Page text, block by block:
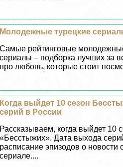
Молодежные турецкие
Самые рейтинговые
сериалы – подборка лучших за
про любовь, которые стоит
Когда выйдет 10 сезон
серий в России
Рассказываем, когда выйдет 10
«Бесстыжих». Дата выхода
расписание эпизодов о новости
сериале....